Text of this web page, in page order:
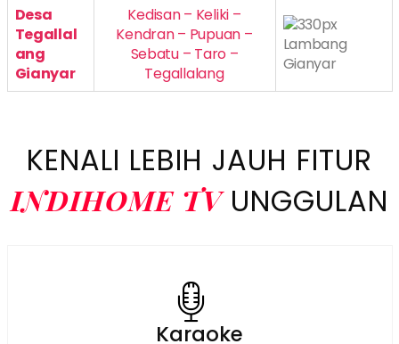
Desa
Tegallal
ang
Gianyar
Kedisan – Keliki –
Kendran – Pupuan –
Sebatu – Taro –
Tegallalang
KENALI LEBIH JAUH FITUR
INDIHOME TVUNGGULAN
Karaoke